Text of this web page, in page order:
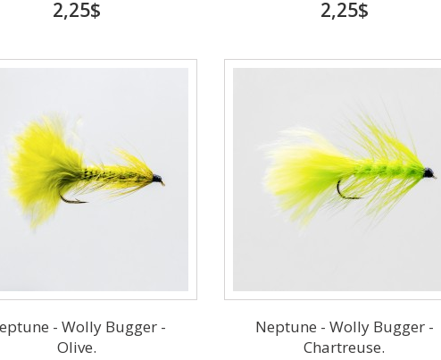
2,25$ 2,25$
- Wolly Bugger -
Olive.
Neptune - Wolly Bugger -
Chartreuse.